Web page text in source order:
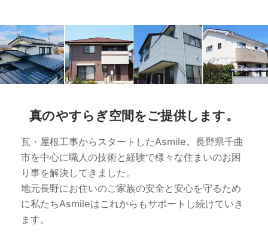
真のやすらぎ空間をご提供します。
瓦・屋根工事からスタートしたAsmile。長野県千曲
市を中心に職人の技術と経験で様々な住まいのお困
り事を解決してきました。
地元長野にお住いのご家族の安全と安心を守るため
に私たちAsmileはこれからもサポートし続けていき
ます。